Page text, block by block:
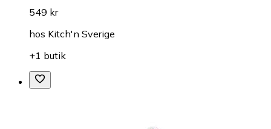
549 kr
hos Kitch'n Sverige
+1 butik